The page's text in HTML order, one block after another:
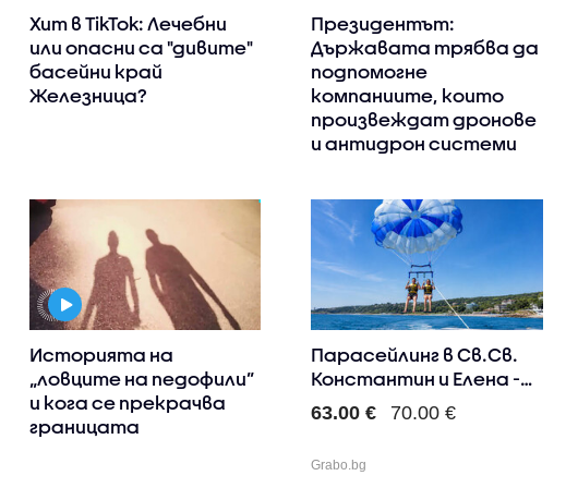
Хит в TikTok: Лечебни
или опасни са "дивите"
басейни край
Железница?
Президентът:
Държавата трябва да
подпомогне
компаниите, които
произвеждат дронове
и антидрон системи
Историята на
„ловците на педофили”
и кога се прекрачва
границата
Парасейлинг в Св.Св.
Константин и Елена -
за..
63.00 € 70.00 €
Grabo.bg